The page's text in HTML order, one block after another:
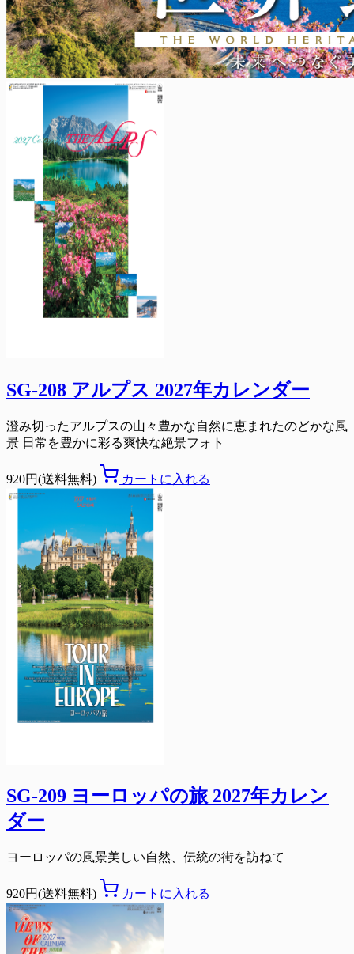
SG-208 アルプス 2027年カレンダー
澄み切ったアルプスの山々豊かな自然に恵まれたのどかな風
景 日常を豊かに彩る爽快な絶景フォト
920円(送料無料) カートに入れる
SG-209 ヨーロッパの旅 2027年カレン
ダー
ヨーロッパの風景美しい自然、伝統の街を訪ねて
920円(送料無料) カートに入れる